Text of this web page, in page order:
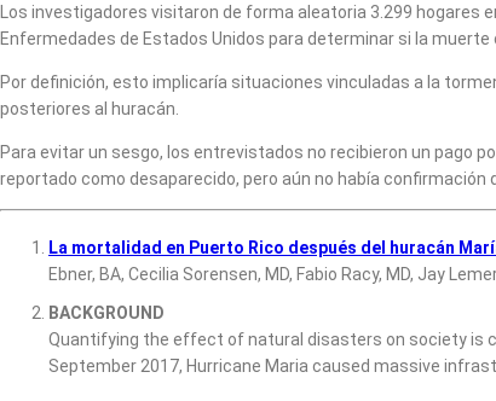
Los investigadores visitaron de forma aleatoria 3.299 hogares
Enfermedades de Estados Unidos para determinar si la
Por definición, esto implicaría situaciones vinculadas a la
posteriores al huracán.
Para evitar un sesgo, los entrevistados no recibieron un pago
reportado como desaparecido, pero aún no había
La mortalidad en Puerto Rico después del huracán
Ebner, BA, Cecilia Sorensen, MD, Fabio Racy, MD, Jay
BACKGROUND
Quantifying the effect of natural disasters on society is
September 2017, Hurricane Maria caused massive